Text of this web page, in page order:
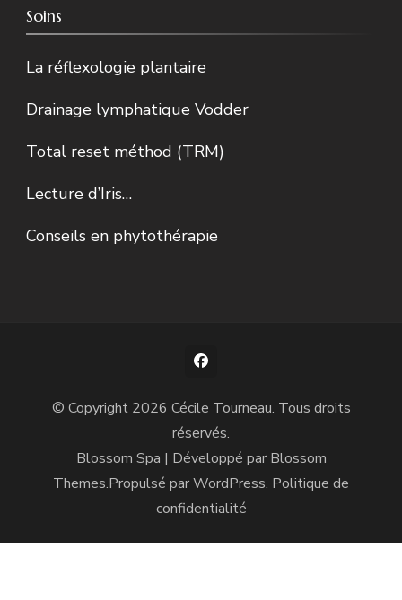
Soins
La réflexologie plantaire
Drainage lymphatique Vodder
Total reset méthod (TRM)
Lecture d’Iris…
Conseils en phytothérapie
© Copyright 2026 Cécile Tourneau. Tous droits
réservés.
Blossom Spa | Développé par Blossom
Themes.Propulsé parWordPress. Politique de
confidentialité